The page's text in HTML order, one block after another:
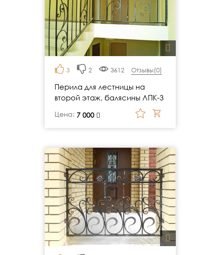
3 2 3612 Отзывы(0)
Перила для лестницы на
второй этаж, балясины ЛПК-3
Цена: 7 000
руб.